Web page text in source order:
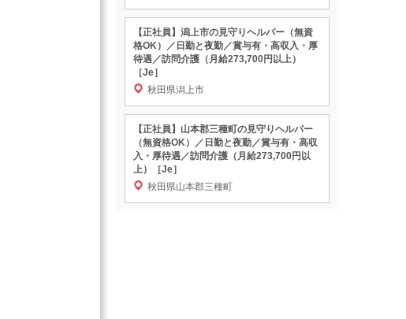
【正社員】潟上市の見守りヘルパー（無資
格OK）／日勤と夜勤／賞与有・高収入・厚
待遇／訪問介護（月給273,700円以上）
［Je］
秋田県潟上市
【正社員】山本郡三種町の見守りヘルパー
（無資格OK）／日勤と夜勤／賞与有・高収
入・厚待遇／訪問介護（月給273,700円以
上）［Je］
秋田県山本郡三種町